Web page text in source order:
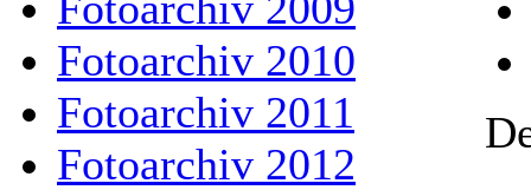
Fotoarchiv 2010
Fotoarchiv 2011
Fotoarchiv 2012